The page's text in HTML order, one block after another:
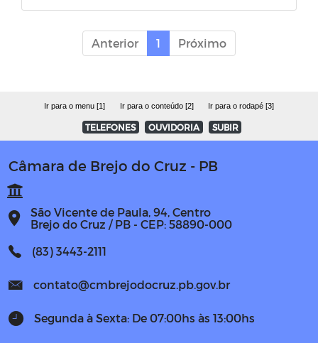
PLANO DE CARGOS, CARREIRA E
SALÁRIO DA CÂMARA MUNICIPAL
AUTÓGRAFOS 2026
Anterior 1 Próximo
Ir para o menu [1] Ir para o conteúdo [2] Ir para o rodapé [3]
TELEFONES OUVIDORIA SUBIR
Câmara de Brejo do Cruz - PB
São Vicente de Paula, 94, Centro
Brejo do Cruz / PB - CEP: 58890-000
(83) 3443-2111
contato@cmbrejodocruz.pb.gov.br
Segunda à Sexta: De 07:00hs às 13:00hs